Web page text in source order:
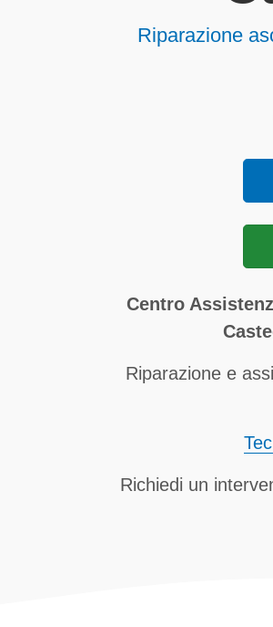
Riparazione
Centro
Riparazione e
Richiedi un